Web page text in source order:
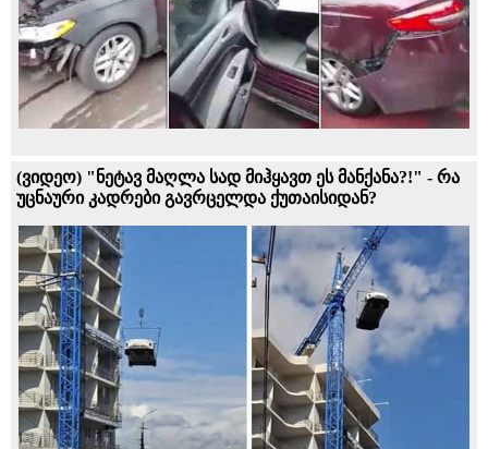
(ვიდეო) "ნეტავ მაღლა სად მიჰყავთ ეს მანქანა?!" - რა
უცნაური კადრები გავრცელდა ქუთაისიდან?